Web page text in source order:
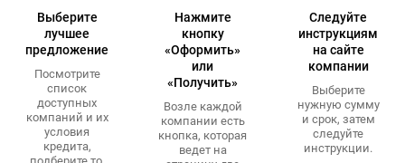
Выберите
лучшее
предложение
Посмотрите
список
доступных
компаний и их
условия
кредита,
Нажмите
кнопку
«Оформить»
или
«Получить»
Возле каждой
компании есть
кнопка, которая
ведет на
Следуйте
инструкциям
на сайте
компании
Выберите
нужную сумму
и срок, затем
следуйте
инструкции.